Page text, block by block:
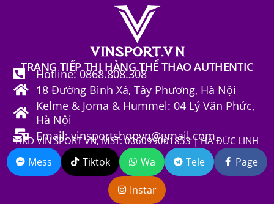
TRANG TIẾP THỊ HÀNG THỂ THAO AUTHENTIC
Hotline: 0868.808.308
18 Đường Bình Xá, Tây Phương, Hà Nội
Kelme & Joma & Hummel: 04 Lý Văn Phức,
Hà Nội
Email: vinsportshopvn@gmail.com
HKD VIN SPORT VN, MST: 006099001853 | HÀ ĐỨC LINH
Mess Tiktok Wa Tele Page
Instar